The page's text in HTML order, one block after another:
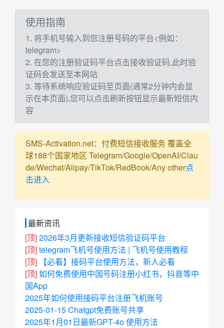
使用指南
1. 将手机号输入到您注册号码的平台<例如：
telegram>
2. 在您的注册验证码平台点击接收验证码,此时验
证码会发送至本网站
3. 等待系统响应验证码至页面(通常2分钟内会显
示在本页面),您可以点击刷新按钮显示最新短信内
容
SMS-Activation.net：付费短信接收服务 覆盖全
球188个国家地区 Telegram/Google/OpenAI/Clau
de/Wechat/Alipay/TikTok/RedBook/Any other点
击进入
最新资讯
[顶]2026年3月更新接收短信验证码平台
[顶]telegram飞机号使用方法 | 飞机号使用教程
[顶]
【必看】接码平台使用方法，新人必看
[顶]如何免费使用中国号码注册小红书，抖音等中
国App
2025年如何使用接码平台注册飞机账号
2025-01-15 Chatgpt免费账号共享
2025年1月01日最新GPT-4o 使用方法